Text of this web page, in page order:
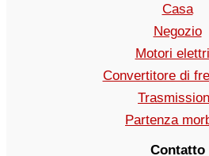
Casa
Negozio
Motori
Convertitore di
Partenza
Contatto